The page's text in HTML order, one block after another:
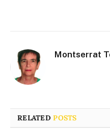
Montserrat
RELATEDPOSTS